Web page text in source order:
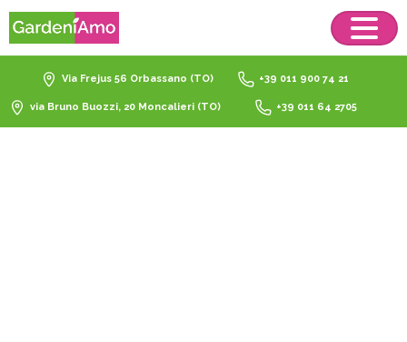
Via Frejus 56 Orbassano (TO) +39 011 900 74 21
via Bruno Buozzi, 20 Moncalieri (TO) +39 011 64 2705